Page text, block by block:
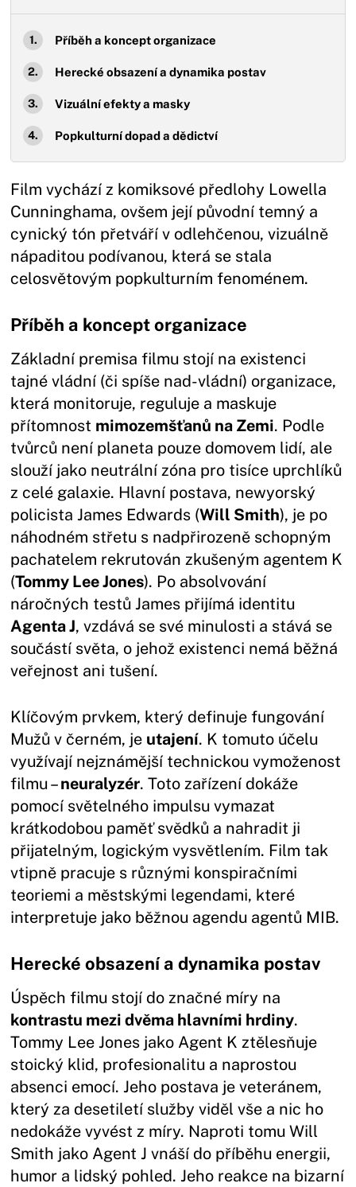
Příběh a koncept organizace
Herecké obsazení a dynamika postav
Vizuální efekty a masky
Popkulturní dopad a dědictví
Film vychází z komiksové předlohy Lowella
Cunninghama, ovšem její původní temný a
cynický tón přetváří v odlehčenou, vizuálně
nápaditou podívanou, která se stala
celosvětovým popkulturním fenoménem.
Příběh a koncept organizace
Základní premisa filmu stojí na existenci
tajné vládní (či spíše nad-vládní) organizace,
která monitoruje, reguluje a maskuje
přítomnost mimozemšťanů na Zemi. Podle
tvůrců není planeta pouze domovem lidí, ale
slouží jako neutrální zóna pro tisíce uprchlíků
z celé galaxie. Hlavní postava, newyorský
policista James Edwards (Will Smith), je po
náhodném střetu s nadpřirozeně schopným
pachatelem rekrutován zkušeným agentem K
(Tommy Lee Jones). Po absolvování
náročných testů James přijímá identitu
Agenta J, vzdává se své minulosti a stává se
součástí světa, o jehož existenci nemá běžná
veřejnost ani tušení.
Klíčovým prvkem, který definuje fungování
Mužů v černém, je utajení. K tomuto účelu
využívají nejznámější technickou vymoženost
filmu –neuralyzér. Toto zařízení dokáže
pomocí světelného impulsu vymazat
krátkodobou paměť svědků a nahradit ji
přijatelným, logickým vysvětlením. Film tak
vtipně pracuje s různými konspiračními
teoriemi a městskými legendami, které
interpretuje jako běžnou agendu agentů MIB.
Herecké obsazení a dynamika postav
Úspěch filmu stojí do značné míry na
kontrastu mezi dvěma hlavními hrdiny.
Tommy Lee Jones jako Agent K ztělesňuje
stoický klid, profesionalitu a naprostou
absenci emocí. Jeho postava je veteránem,
který za desetiletí služby viděl vše a nic ho
nedokáže vyvést z míry. Naproti tomu Will
Smith jako Agent J vnáší do příběhu energii,
humor a lidský pohled. Jeho reakce na bizarní